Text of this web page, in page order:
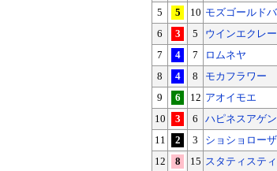
5
5 10 モズゴールド
6
3 5 ウインエクレ
7
4 7 ロムネヤ
8
4 8 モカフラワー
9
6 12 アオイモエ
10
3 6 ハピネスアゲン
11
2 3 ショショローザ
12
8 15 スタティステ